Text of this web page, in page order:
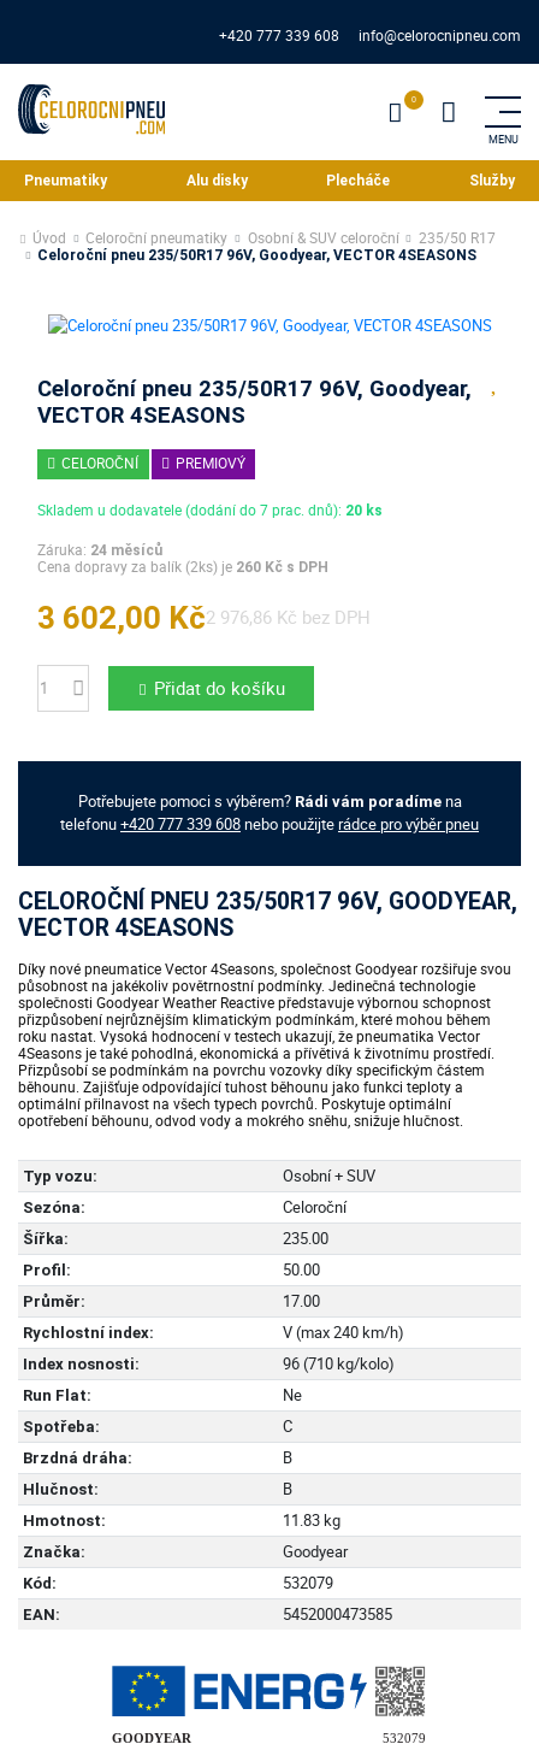
+420 777 339 608 info@celorocnipneu.com
Pneumatiky Alu disky Plecháče Služby
Úvod Celoroční pneumatiky Osobní & SUV celoroční 235/50 R17
Celoroční pneu 235/50R17 96V, Goodyear, VECTOR 4SEASONS
Celoroční pneu 235/50R17 96V, Goodyear,
VECTOR 4SEASONS
CELOROČNÍ PREMIOVÝ
Skladem u dodavatele (dodání do 7 prac. dnů): 20 ks
Záruka: 24 měsíců
Cena dopravy za balík (2ks) je 260 Kč s DPH
3 602,00 Kč2 976,86 Kč bez DPH
Počet Přidat do košíku
Potřebujete pomoci s výběrem? Rádi vám poradímena
telefonu+420 777 339 608nebo použijterádce pro výběr pneu
CELOROČNÍ PNEU 235/50R17 96V, GOODYEAR,
VECTOR 4SEASONS
Díky nové pneumatice Vector 4Seasons, společnost Goodyear rozšiřuje svou
působnost na jakékoliv povětrnostní podmínky. Jedinečná technologie
společnosti Goodyear Weather Reactive představuje výbornou schopnost
přizpůsobení nejrůznějším klimatickým podmínkám, které mohou během
roku nastat. Vysoká hodnocení v testech ukazují, že pneumatika Vector
4Seasons je také pohodlná, ekonomická a přívětivá k životnímu prostředí.
Přizpůsobí se podmínkám na povrchu vozovky díky specifickým částem
běhounu. Zajišťuje odpovídající tuhost běhounu jako funkci teploty a
optimální přilnavost na všech typech povrchů. Poskytuje optimální
opotřebení běhounu, odvod vody a mokrého sněhu, snižuje hlučnost.
Typ vozu: Osobní + SUV
Sezóna: Celoroční
Šířka: 235.00
Profil: 50.00
Průměr: 17.00
Rychlostní index: V (max 240 km/h)
Index nosnosti: 96 (710 kg/kolo)
Run Flat: Ne
Spotřeba: C
Brzdná dráha: B
Hlučnost: B
Hmotnost: 11.83 kg
Značka: Goodyear
Kód: 532079
EAN: 5452000473585